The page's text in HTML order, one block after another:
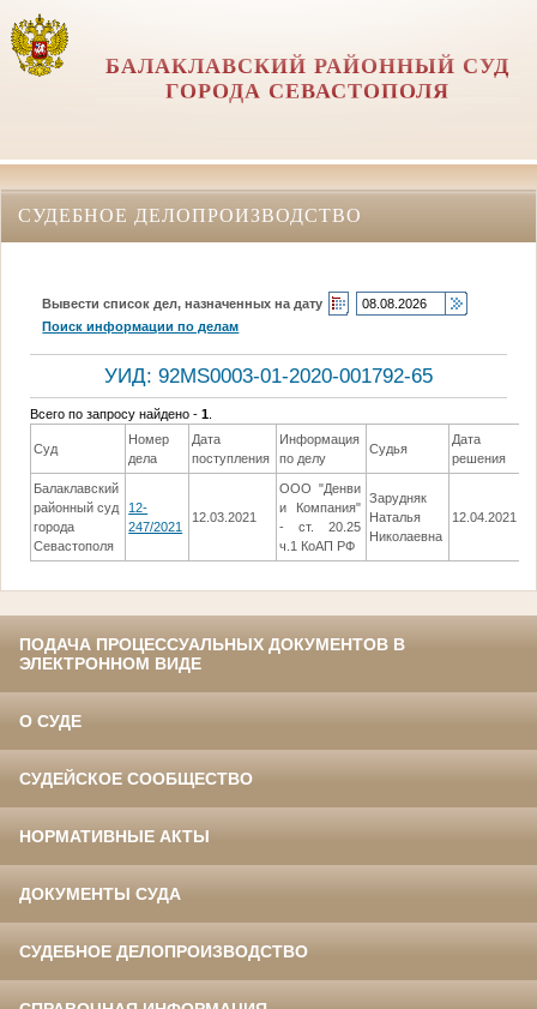
БАЛАКЛАВСКИЙ РАЙОННЫЙ СУД
ГОРОДА СЕВАСТОПОЛЯ
СУДЕБНОЕ ДЕЛОПРОИЗВОДСТВО
Вывести список дел, назначенных на дату
Поиск информации по делам
УИД: 92MS0003-01-2020-001792-65
Всего по запросу найдено -1
Суд
Номер
дела
Дата
поступления
Информация
по делу
Судья
Дата
решения
Балаклавский
районный суд
города
Севастополя
12-
247/2021
12.03.2021
ООО "Денви
и Компания"
- ст. 20.25
ч.1 КоАП РФ
Зарудняк
Наталья
Николаевна
12.04.2021
ПОДАЧА ПРОЦЕССУАЛЬНЫХ ДОКУМЕНТОВ В
ЭЛЕКТРОННОМ ВИДЕ
О СУДЕ
СУДЕЙСКОЕ СООБЩЕСТВО
НОРМАТИВНЫЕ АКТЫ
ДОКУМЕНТЫ СУДА
СУДЕБНОЕ ДЕЛОПРОИЗВОДСТВО